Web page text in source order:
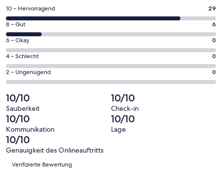
einem
neuen
Fenster
geöffnet
29
von
insgesamt
35
Gästebewertungen
haben
eine
Bewertung
von
10
-
Hervorragend
10 – Hervorragend 29
6
von
insgesamt
35
Gästebewertungen
haben
Bewertung
von
8
-
Gut
8 – Gut 6
0
von
insgesamt
35
Gästebewertungen
haben
eine
Bewertung
von
6
-
Okay
6 – Okay 0
0
von
insgesamt
Gästebewertungen
haben
eine
Bewertung
von
4
4 – Schlecht 0
0
von
insgesamt
35
Gästebewertungen
haben
eine
Bewertung
2 – Ungenügend 0
10/10
Sauberkeit
10/10
Check-in
10/10
Kommunikation
10/10
Lage
10/10
Genauigkeit des Onlineauftritts
Bewertungen
Verifizierte Bewertung